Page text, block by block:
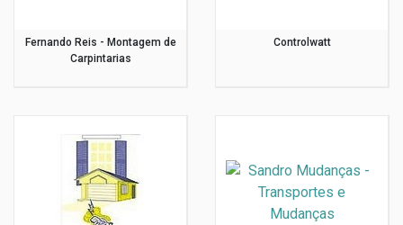
Fernando Reis - Montagem de
Carpintarias
Controlwatt